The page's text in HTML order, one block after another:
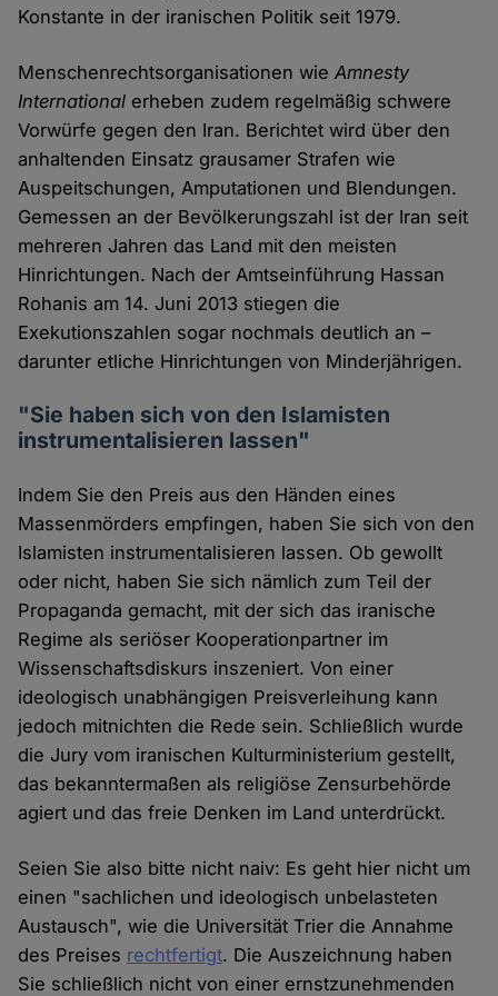
Konstante in der iranischen Politik seit 1979.
Menschenrechtsorganisationen wieAmnesty
International erheben zudem regelmäßig schwere
Vorwürfe gegen den Iran. Berichtet wird über den
anhaltenden Einsatz grausamer Strafen wie
Auspeitschungen, Amputationen und Blendungen.
Gemessen an der Bevölkerungszahl ist der Iran seit
mehreren Jahren das Land mit den meisten
Hinrichtungen. Nach der Amtseinführung Hassan
Rohanis am 14. Juni 2013 stiegen die
Exekutionszahlen sogar nochmals deutlich an –
darunter etliche Hinrichtungen von Minderjährigen.
"Sie haben sich von den Islamisten
instrumentalisieren lassen"
Indem Sie den Preis aus den Händen eines
Massenmörders empfingen, haben Sie sich von den
Islamisten instrumentalisieren lassen. Ob gewollt
oder nicht, haben Sie sich nämlich zum Teil der
Propaganda gemacht, mit der sich das iranische
Regime als seriöser Kooperationpartner im
Wissenschaftsdiskurs inszeniert. Von einer
ideologisch unabhängigen Preisverleihung kann
jedoch mitnichten die Rede sein. Schließlich wurde
die Jury vom iranischen Kulturministerium gestellt,
das bekanntermaßen als religiöse Zensurbehörde
agiert und das freie Denken im Land unterdrückt.
Seien Sie also bitte nicht naiv: Es geht hier nicht um
einen "sachlichen und ideologisch unbelasteten
Austausch", wie die Universität Trier die Annahme
des Preises rechtfertigt. Die Auszeichnung haben
Sie schließlich nicht von einer ernstzunehmenden